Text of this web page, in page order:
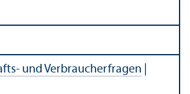
und Verbraucherfragen